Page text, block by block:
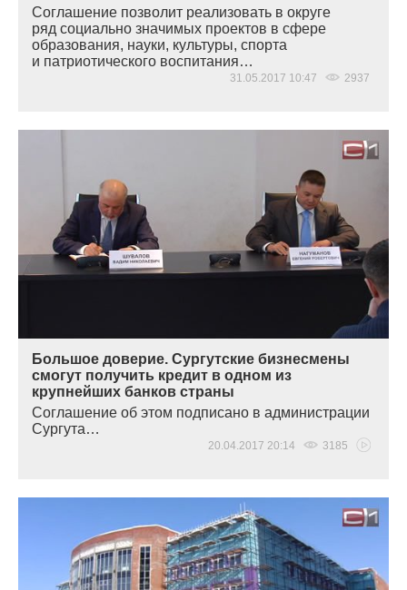
Соглашение позволит реализовать в округе
ряд социально значимых проектов в сфере
образования, науки, культуры, спорта
и патриотического воспитания…
31.05.2017 10:47 2937
Большое доверие. Сургутские бизнесмены
смогут получить кредит в одном из
крупнейших банков страны
Соглашение об этом подписано в администрации
Сургута…
20.04.2017 20:14 3185